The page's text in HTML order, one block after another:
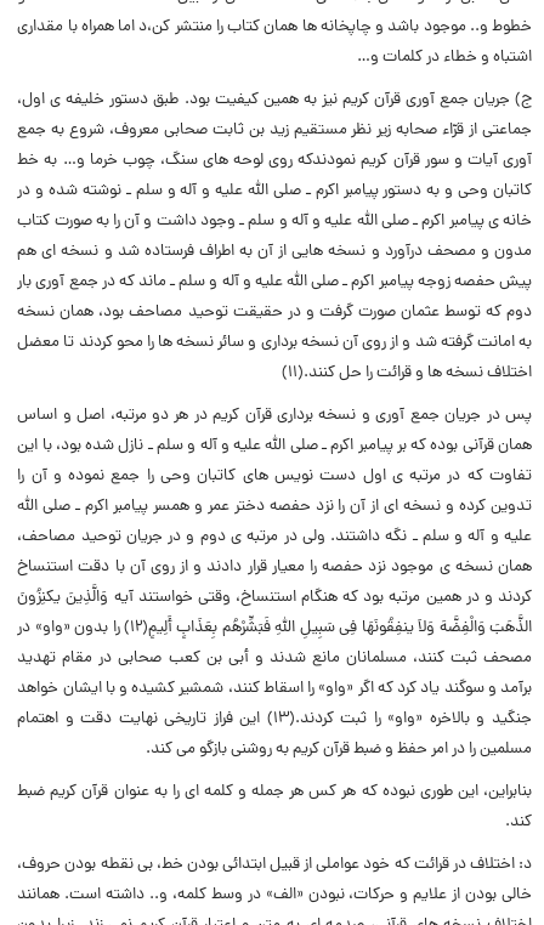
خطوط و.. موجود باشد و چاپخانه ها همان کتاب را منتشر کن،د اما همراه با مقداری
اشتباه و خطاء در کلمات و…
ج) جریان جمع آوری قرآن کریم نیز به همین کیفیت بود. طبق دستور خلیفه ی اول،
جماعتی از قرّاء صحابه زیر نظر مستقیم زید بن ثابت صحابی معروف، شروع به جمع
آوری آیات و سور قرآن کریم نمودندکه روی لوحه های سنگ، چوب خرما و… به خط
کاتبان وحی و به دستور پیامبر اکرم ـ صلی الله علیه و آله و سلم ـ نوشته شده و در
خانه ی پیامبر اکرم ـ صلی الله علیه و آله و سلم ـ وجود داشت و آن را به صورت کتاب
مدون و مصحف درآورد و نسخه هایی از آن به اطراف فرستاده شد و نسخه ای هم
پیش حفصه زوجه پیامبر اکرم ـ صلی الله علیه و آله و سلم ـ ماند که در جمع آوری بار
دوم که توسط عثمان صورت گرفت و در حقیقت توحید مصاحف بود، همان نسخه
به امانت گرفته شد و از روی آن نسخه برداری و سائر نسخه ها را محو کردند تا معضل
اختلاف نسخه ها و قرائت را حل کنند.(۱۱)
پس در جریان جمع آوری و نسخه برداری قرآن کریم در هر دو مرتبه، اصل و اساس
همان قرآنی بوده که بر پیامبر اکرم ـ صلی الله علیه و آله و سلم ـ نازل شده بود، با این
تفاوت که در مرتبه ی اول دست نویس های کاتبان وحی را جمع نموده و آن را
تدوین کرده و نسخه ای از آن را نزد حفصه دختر عمر و همسر پیامبر اکرم ـ صلی الله
علیه و آله و سلم ـ نگه داشتند. ولی در مرتبه ی دوم و در جریان توحید مصاحف،
همان نسخه ی موجود نزد حفصه را معیار قرار دادند و از روی آن با دقت استنساخ
کردند و در همین مرتبه بود که هنگام استنساخ، وقتی خواستند آیه وَالَّذِینَ یکنِزُونَ
الذَّهَبَ وَالْفِضَّهَ وَلاَ ینفِقُونَهَا فِی سَبِیلِ اللّهِ فَبَشِّرْهُم بِعَذَابٍ أَلِیمٍ(۱۲) را بدون «واو» در
مصحف ثبت کنند، مسلمانان مانع شدند و أبی بن کعب صحابی در مقام تهدید
برآمد و سوگند یاد کرد که اگر «واو» را اسقاط کنند، شمشیر کشیده و با ایشان خواهد
جنگید و بالاخره «واو» را ثبت کردند.(۱۳) این فراز تاریخی نهایت دقت و اهتمام
مسلمین را در امر حفظ و ضبط قرآن کریم به روشنی بازگو می کند.
بنابراین، این طوری نبوده که هر کس هر جمله و کلمه ای را به عنوان قرآن کریم ضبط
کند.
د: اختلاف در قرائت که خود عواملی از قبیل ابتدائی بودن خط، بی نقطه بودن حروف،
خالی بودن از علایم و حرکات، نبودن «الف» در وسط کلمه، و.. داشته است. همانند